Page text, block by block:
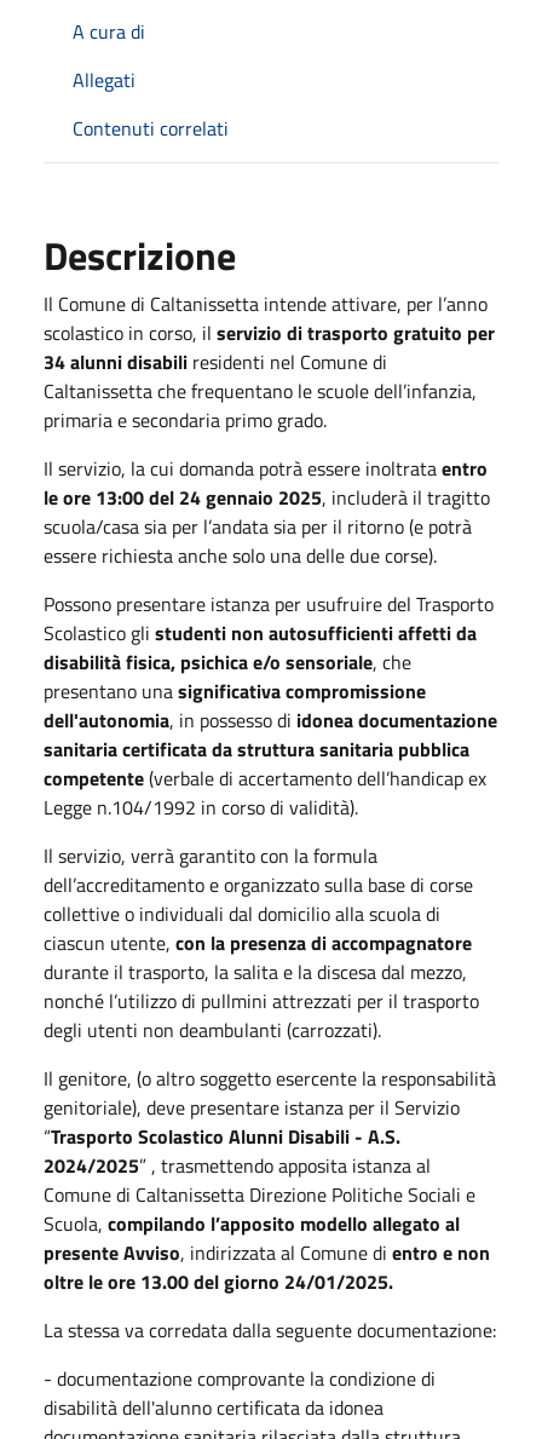
A cura di
Allegati
Contenuti correlati
Descrizione
Il Comune di Caltanissetta intende attivare, per l’anno
scolastico in corso, il servizio di trasporto gratuito per
34 alunni disabili residenti nel Comune di
Caltanissetta che frequentano le scuole dell’infanzia,
primaria e secondaria primo grado.
Il servizio, la cui domanda potrà essere inoltrataentro
le ore 13:00 del 24 gennaio 2025, includerà il tragitto
scuola/casa sia per l’andata sia per il ritorno (e potrà
essere richiesta anche solo una delle due corse).
Possono presentare istanza per usufruire del Trasporto
Scolastico gli studenti non autosufficienti affetti da
disabilità fisica, psichica e/o sensoriale, che
presentano unasignificativa compromissione
dell'autonomia, in possesso di idonea documentazione
sanitaria certificata da struttura sanitaria pubblica
competente(verbale di accertamento dell’handicap ex
Legge n.104/1992 in corso di validità).
Il servizio, verrà garantito con la formula
dell’accreditamento e organizzato sulla base di corse
collettive o individuali dal domicilio alla scuola di
ciascun utente, con la presenza di accompagnatore
durante il trasporto, la salita e la discesa dal mezzo,
nonché l’utilizzo di pullmini attrezzati per il trasporto
degli utenti non deambulanti (carrozzati).
Il genitore, (o altro soggetto esercente la responsabilità
genitoriale), deve presentare istanza per il Servizio
“Trasporto Scolastico Alunni Disabili - A.S.
2024/2025” , trasmettendo apposita istanza al
Comune di Caltanissetta Direzione Politiche Sociali e
Scuola, compilando l’apposito modello allegato al
presente Avviso, indirizzata al Comune di entro e non
oltre le ore 13.00 del giorno 24/01/2025.
La stessa va corredata dalla seguente documentazione:
- documentazione comprovante la condizione di
disabilità dell'alunno certificata da idonea